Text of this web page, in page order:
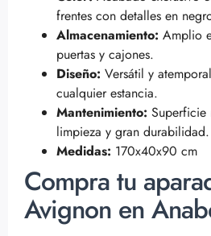
frentes con detalles en
Almacenamiento: Amplio
puertas y cajones.
Diseño: Versátil y
cualquier estancia.
Mantenimiento:
limpieza y gran durabilidad.
Medidas: 170x40x90 cm
Compra tu
Avignon en